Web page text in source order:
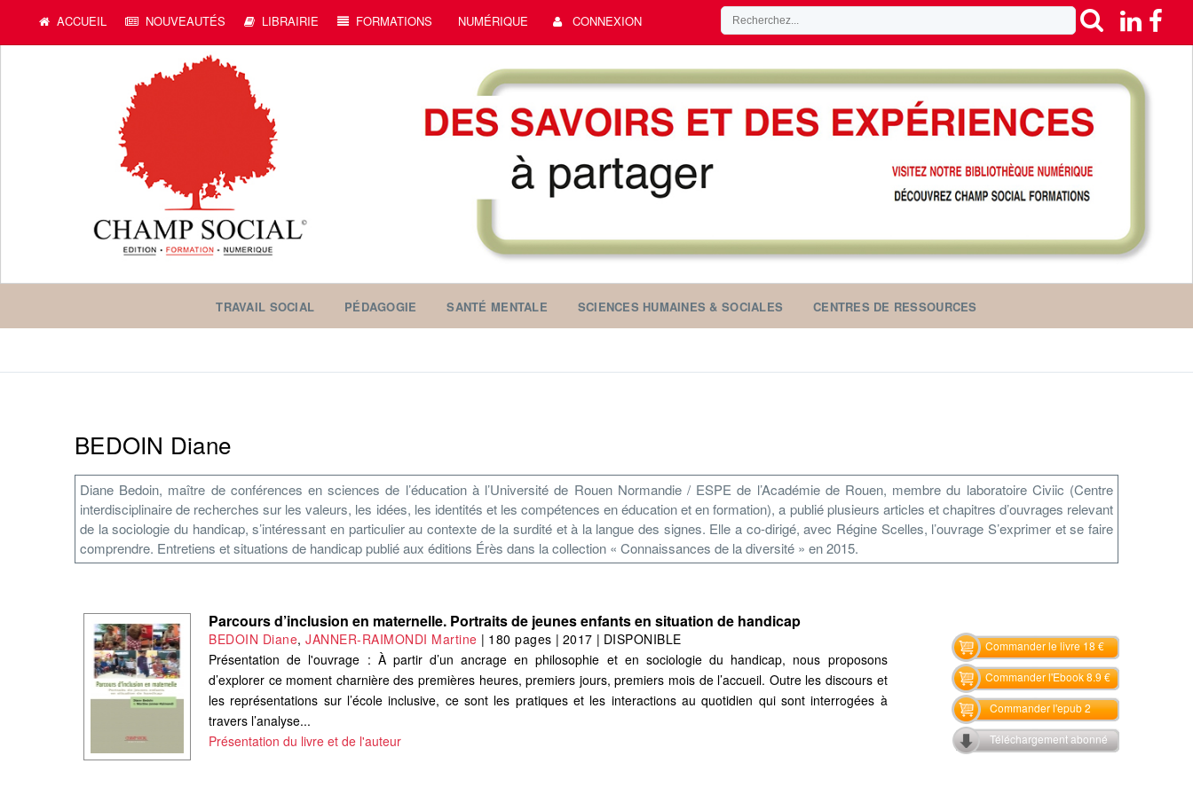
ACCUEIL NOUVEAUTÉS LIBRAIRIE FORMATIONS NUMÉRIQUE CONNEXION
TRAVAIL SOCIAL PÉDAGOGIE SANTÉ MENTALE SCIENCES HUMAINES & SOCIALES CENTRES DE RESSOURCES
BEDOIN Diane
Diane Bedoin, maître de conférences en sciences de l’éducation à l’Université de Rouen Normandie / ESPE de l’Académie de Rouen, membre du laboratoire Civiic (Centre
interdisciplinaire de recherches sur les valeurs, les idées, les identités et les compétences en éducation et en formation), a publié plusieurs articles et chapitres d’ouvrages relevant
de la sociologie du handicap, s’intéressant en particulier au contexte de la surdité et à la langue des signes. Elle a co-dirigé, avec Régine Scelles, l’ouvrage S’exprimer et se faire
comprendre. Entretiens et situations de handicap publié aux éditions Érès dans la collection « Connaissances de la diversité » en 2015.
Parcours d’inclusion en maternelle. Portraits de jeunes enfants en situation de handicap
BEDOIN Diane,JANNER-RAIMONDI Martine | 180 pages | 2017 | DISPONIBLE
Présentation de l'ouvrage : À partir d’un ancrage en philosophie et en sociologie du handicap, nous proposons
d’explorer ce moment charnière des premières heures, premiers jours, premiers mois de l’accueil. Outre les discours et
les représentations sur l’école inclusive, ce sont les pratiques et les interactions au quotidien qui sont interrogées à
travers l’analyse...
Présentation du livre et de l'auteur
Commander le livre 18 €
Commander l'Ebook 8.9 €
Commander l'epub 2
Téléchargement abonné